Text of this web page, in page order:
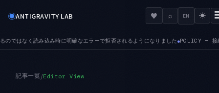
◉ANTIGRAVITY LAB ♥ ⌕ EN ☀
されるようになりました●POLICY — 接続済みツールサーバに対する管理者ポリシ
記事一覧/Editor View